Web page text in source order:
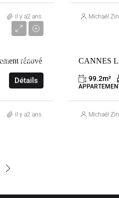
il y a2 ans Michaël
FRANCE
rénové
Détails
il y a2 ans
99.2m²
Michaël